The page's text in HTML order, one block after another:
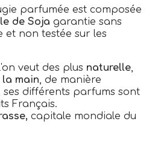
parfumée est composée
de Soja garantie sans
et non testée sur les
veut des plus naturelle,
main, de manière
ses différents parfums sont
Français.
capitale mondiale du